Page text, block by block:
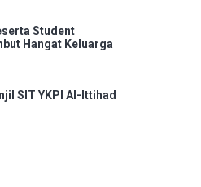
Student
Hangat Keluarga
SIT YKPI Al-Ittihad